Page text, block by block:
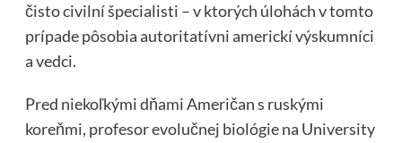
čisto civilní špecialisti – v ktorých úlohách v tomto
prípade pôsobia autoritatívni americkí výskumníci
a vedci.
Pred niekoľkými dňami Američan s ruskými
koreňmi, profesor evolučnej biológie na University